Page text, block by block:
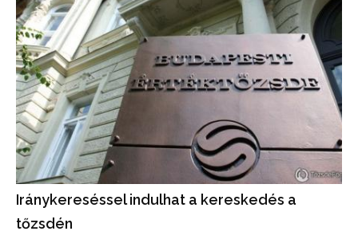
Iránykereséssel indulhat a kereskedés a
tőzsdén